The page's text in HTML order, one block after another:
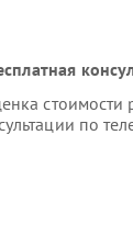
стоимости
по